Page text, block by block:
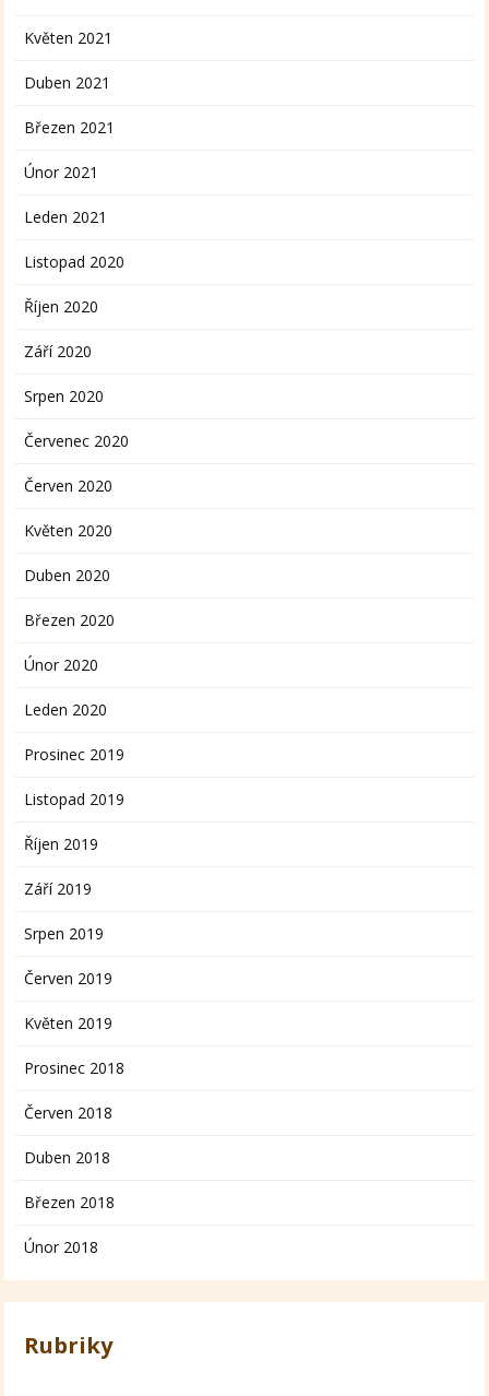
Květen 2021
Duben 2021
Březen 2021
Únor 2021
Leden 2021
Listopad 2020
Říjen 2020
Září 2020
Srpen 2020
Červenec 2020
Červen 2020
Květen 2020
Duben 2020
Březen 2020
Únor 2020
Leden 2020
Prosinec 2019
Listopad 2019
Říjen 2019
Září 2019
Srpen 2019
Červen 2019
Květen 2019
Prosinec 2018
Červen 2018
Duben 2018
Březen 2018
Únor 2018
Rubriky